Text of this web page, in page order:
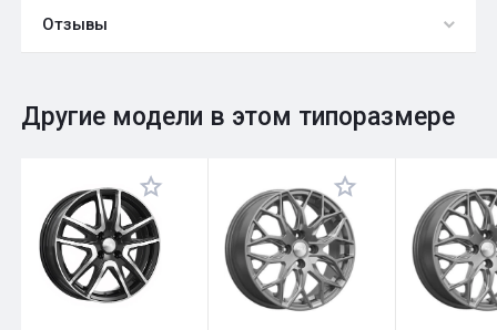
Отзывы
Оставить отзыв
Общий рейтинг 0
Другие модели в этом типоразмере